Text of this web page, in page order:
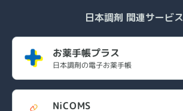
日本調剤 関連サービス
お薬手帳プラス
日本調剤の電子お薬手帳
NiCOMS